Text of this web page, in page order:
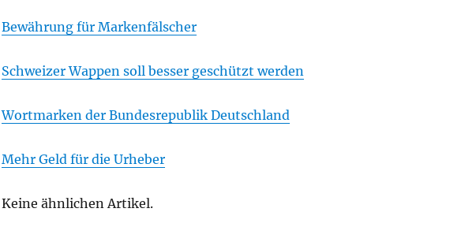
Bewährung für Markenfälscher
Schweizer Wappen soll besser geschützt werden
Wortmarken der Bundesrepublik Deutschland
Mehr Geld für die Urheber
Keine ähnlichen Artikel.